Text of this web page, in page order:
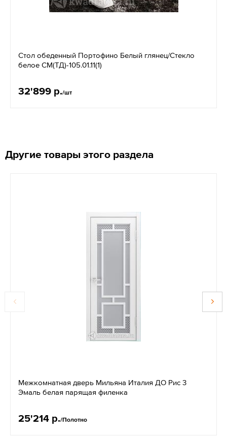
Стол обеденный Портофино Белый глянец/Стекло
белое СМ(ТД)-105.01.11(1)
32'899 р./шт
Другие товары этого раздела
Межкомнатная дверь Мильяна Италия ДО Рис 3
Эмаль белая парящая филенка
25'214 р./Полотно